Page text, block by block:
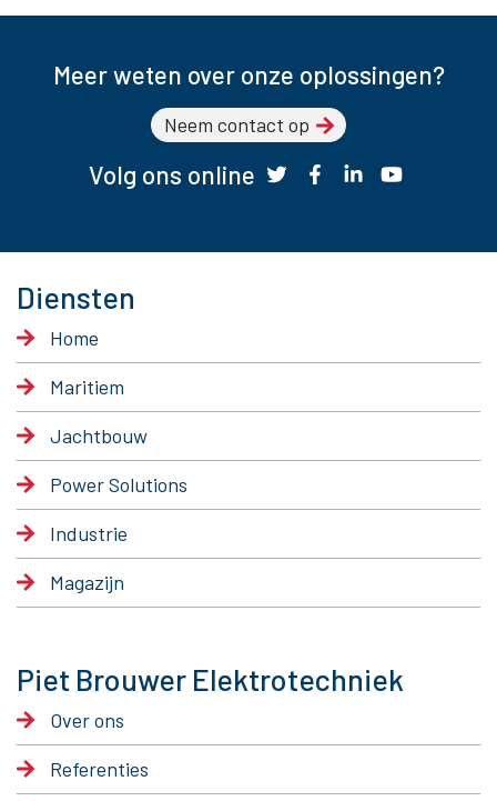
Meer weten over onze oplossingen?
Neem contact op
Volg ons online
Diensten
Home
Maritiem
Jachtbouw
Power Solutions
Industrie
Magazijn
Piet Brouwer Elektrotechniek
Over ons
Referenties